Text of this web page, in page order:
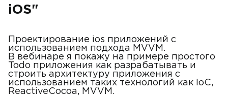
iOS"
Проектирование ios приложений с
использованием подхода MVVM.
В вебинаре я покажу на примере простого
Todo приложения как разрабатывать и
строить архитектуру приложения с
использованием таких технологий как IoC,
ReactiveCocoa, MVVM.